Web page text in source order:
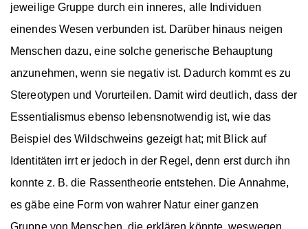
jeweilige Gruppe durch ein inneres, alle Individuen
einendes Wesen verbunden ist. Darüber hinaus neigen
Menschen dazu, eine solche generische Behauptung
anzunehmen, wenn sie negativ ist. Dadurch kommt es zu
Stereotypen und Vorurteilen. Damit wird deutlich, dass der
Essentialismus ebenso lebensnotwendig ist, wie das
Beispiel des Wildschweins gezeigt hat; mit Blick auf
Identitäten irrt er jedoch in der Regel, denn erst durch ihn
konnte z. B. die Rassentheorie entstehen. Die Annahme,
es gäbe eine Form von wahrer Natur einer ganzen
Gruppe von Menschen, die erklären könnte, weswegen